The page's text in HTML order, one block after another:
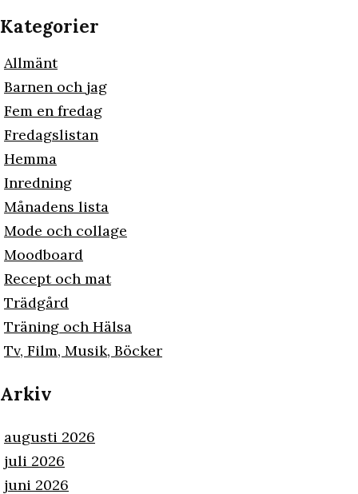
Kategorier
Allmänt
Barnen och jag
Fem en fredag
Fredagslistan
Hemma
Inredning
Månadens lista
Mode och collage
Moodboard
Recept och mat
Trädgård
Träning och Hälsa
Tv, Film, Musik, Böcker
Arkiv
augusti 2026
juli 2026
juni 2026